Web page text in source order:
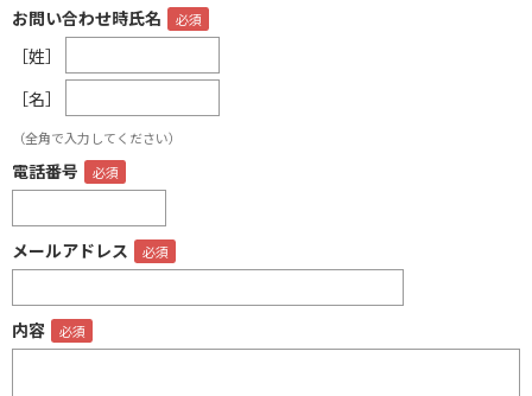
お問い合わせ時氏名
［姓］
［名］
（全角で入力してください）
電話番号
メールアドレス
内容